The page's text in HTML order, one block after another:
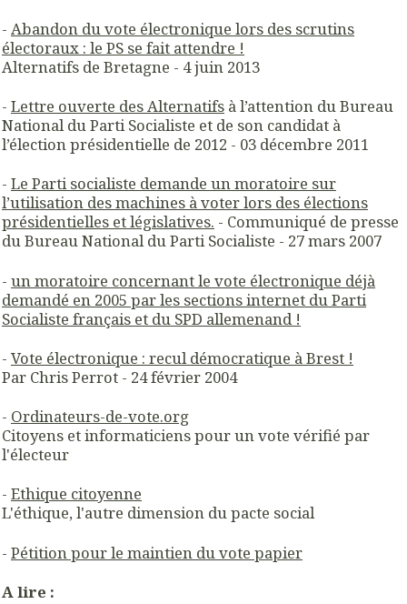
- Abandon du vote électronique lors des scrutins
électoraux : le PS se fait attendre !
Alternatifs de Bretagne - 4 juin 2013
- Lettre ouverte des Alternatifs à l’attention du Bureau
National du Parti Socialiste et de son candidat à
l’élection présidentielle de 2012 - 03 décembre 2011
- Le Parti socialiste demande un moratoire sur
l’utilisation des machines à voter lors des élections
présidentielles et législatives. - Communiqué de presse
du Bureau National du Parti Socialiste - 27 mars 2007
- un moratoire concernant le vote électronique déjà
demandé en 2005 par les sections internet du Parti
Socialiste français et du SPD allemenand !
- Vote électronique : recul démocratique à Brest !
Par Chris Perrot - 24 février 2004
- Ordinateurs-de-vote.org
Citoyens et informaticiens pour un vote vérifié par
l'électeur
- Ethique citoyenne
L'éthique, l'autre dimension du pacte social
- Pétition pour le maintien du vote papier
A lire :